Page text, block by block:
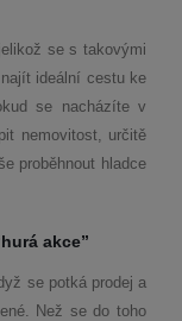
se s takovými
ideální cestu ke
se nacházíte v
nemovitost, určitě
proběhnout hladce
akce”
se potká prodej a
Než se do toho